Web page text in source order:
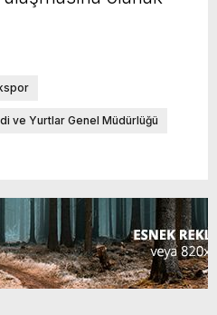
ve Yurtlar Genel Müdürlüğü